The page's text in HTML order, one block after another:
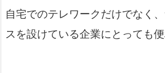
自宅でのテレワークだけでなく
スを設けている企業にとっても便